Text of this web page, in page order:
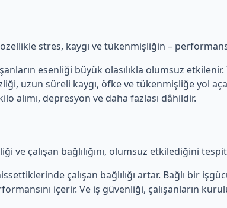
özellikle stres, kaygı ve tükenmişliğin –
esenliği büyük olasılıkla olumsuz etkilenir.
uzun süreli kaygı, öfke ve tükenmişliğe yol
alımı, depresyon ve daha fazlası dâhildir.
ve çalışan bağlılığını, olumsuz etkilediğini
çalışan bağlılığı artar. Bağlı bir
içerir. Ve iş güvenliği, çalışanların